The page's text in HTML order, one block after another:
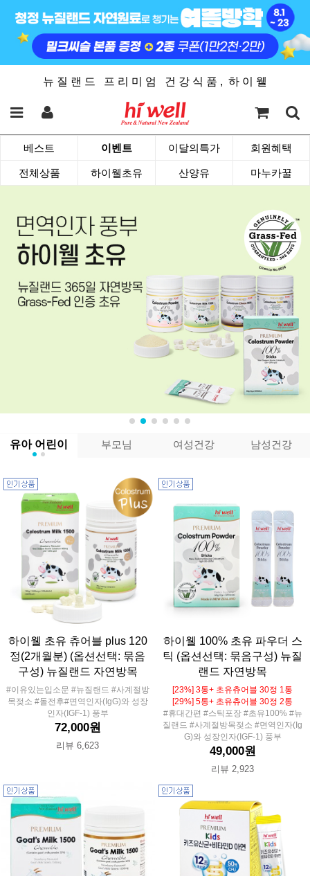
뉴 질 랜 드 프 리 미 엄 건 강 식 품 , 하 이 웰
베스트 이벤트 이달의특가 회원혜택
전체상품 하이웰초유 산양유 마누카꿀
유아 어린이 부모님 여성건강 남성건강
하이웰 초유 츄어블 plus 120
정(2개월분) (옵션선택: 묶음
구성) 뉴질랜드 자연방목
#이유있는입소문 #뉴질랜드 #사계절방
목젖소 #돌전후#면역인자(IgG)와 성장
인자(IGF-1) 풍부
72,000원
리뷰 6,623
하이웰 100% 초유 파우더 스
틱 (옵션선택: 묶음구성) 뉴질
랜드 자연방목
[23%] 3통+ 초유츄어블 30정 1통
[29%] 5통+ 초유츄어블 30정 2통
#휴대간편 #스틱포장 #초유100% #뉴
질랜드 #사계절방목젖소 #면역인자(Ig
G)와 성장인자(IGF-1) 풍부
49,000원
리뷰 2,923